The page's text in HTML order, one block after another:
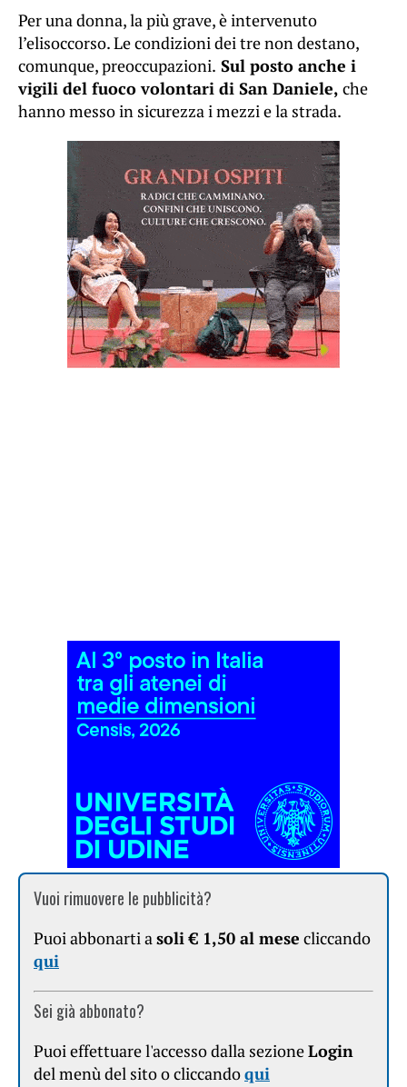
Per una donna, la più grave, è intervenuto
l’elisoccorso. Le condizioni dei tre non destano,
comunque, preoccupazioni. Sul posto anche i
vigili del fuoco volontari di San Daniele, che
hanno messo in sicurezza i mezzi e la strada.
Vuoi rimuovere le pubblicità?
Puoi abbonarti asoli € 1,50 al mese cliccando
qui
Sei già abbonato?
Puoi effettuare l'accesso dalla sezioneLogin
del menù del sito o cliccandoqui